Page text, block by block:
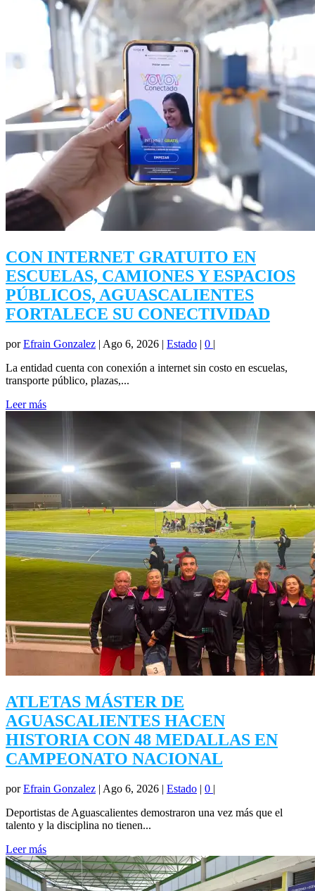
CON INTERNET GRATUITO EN
ESCUELAS, CAMIONES Y ESPACIOS
PÚBLICOS, AGUASCALIENTES
FORTALECE SU CONECTIVIDAD
porEfrain Gonzalez | Ago 6, 2026 | Estado | 0 |
La entidad cuenta con conexión a internet sin costo en escuelas,
transporte público, plazas,...
Leer más
ATLETAS MÁSTER DE
AGUASCALIENTES HACEN
HISTORIA CON 48 MEDALLAS EN
CAMPEONATO NACIONAL
porEfrain Gonzalez | Ago 6, 2026 | Estado | 0 |
Deportistas de Aguascalientes demostraron una vez más que el
talento y la disciplina no tienen...
Leer más